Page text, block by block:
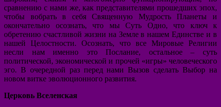
сравнению с нами же, как представителями прошедших эпох,
чтобы вобрать в себя Священную Мудрость Планеты и
окончательно осознать, что мы Суть Одно, что ключ к
обретению счастливой жизни на Земле в нашем Единстве и в
нашей Целостности. Осознать, что все Мировые Религии
несли нам именно это Послание, остальное – суть
политической, экономической и прочей «игры» человеческого
эго. В очередной раз перед нами Вызов сделать Выбор на
новом витке эволюционного развития.
Церковь Вселенская